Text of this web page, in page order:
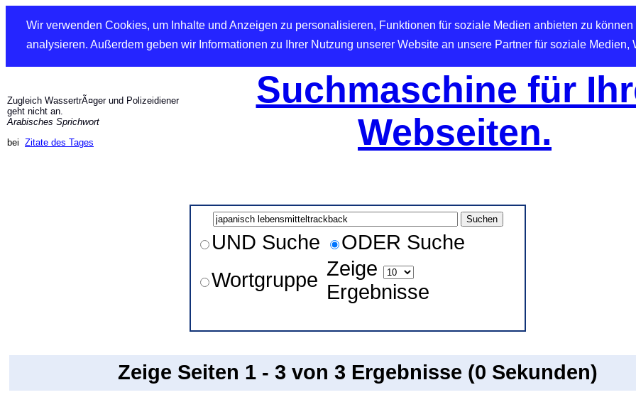
Wir verwenden Cookies, um Inhalte und Anzeigen zu personalisieren, Funktionen für soziale Medien anbieten zu
analysieren. Außerdem geben wir Informationen zu Ihrer Nutzung unserer Website an unsere Partner für soziale
Zugleich WassertrÃ¤ger und Polizeidiener
geht nicht an.
Arabisches Sprichwort
bei Zitate des Tages
Suchmaschine für
Webseiten.
UND Suche
ODER Suche
Wortgruppe Zeige
Ergebnisse
Zeige Seiten 1 - 3 von 3 Ergebnisse (0 Sekunden)